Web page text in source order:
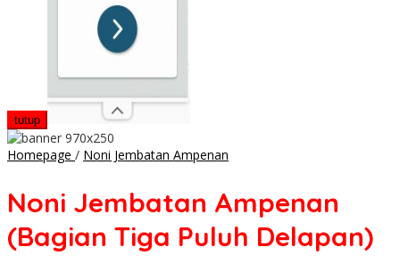
tutup
Homepage / Noni Jembatan Ampenan
(Bagian
Puluh
Noni Jembatan Ampenan
(Bagian Tiga Puluh Delapan)